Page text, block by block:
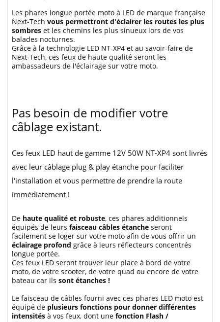
Les phares longue portée moto à LED de marque française
Next-Tech vous permettront d'éclairer les routes les plus
sombres et les chemins les plus sinueux lors de vos
balades nocturnes.
Grâce à la technologie LED NT-XP4 et au savoir-faire de
Next-Tech, ces feux de haute qualité seront les
ambassadeurs de l'éclairage sur votre moto.
Pas besoin de modifier votre
câblage existant.
Ces feux LED haut de gamme 12V 50W NT-XP4 sont livrés
avec leur câblage plug & play étanche pour faciliter
l'installation et vous permettre de prendre la route
immédiatement !
De haute qualité et robuste, ces phares additionnels
équipés de leurs faisceau câbles étanche seront
facilement se loger sur votre moto afin de vous offrir un
éclairage profond grâce à leurs réflecteurs concentrés
longue portée.
Ces feux LED seront trouver leur place à bord de votre
moto, de votre scooter, de votre quad ou encore de votre
bateau car ils sont étanches !
Le faisceau de câbles fourni avec ces phares LED moto est
équipé de plusieurs fonctions pour donner différentes
intensités à vos feux, dont une fonction Flash /